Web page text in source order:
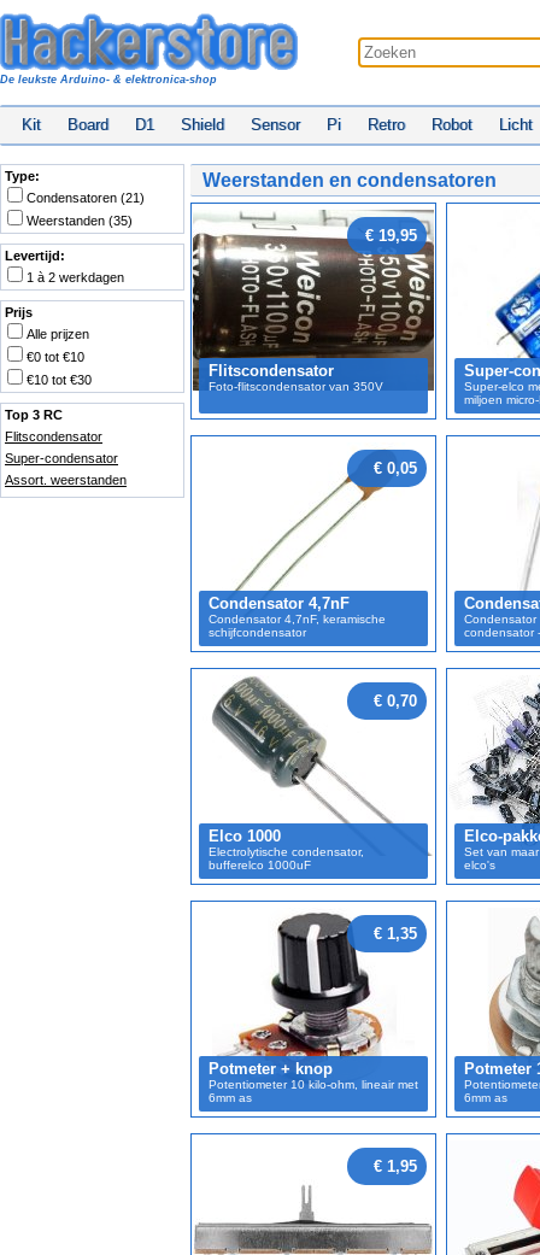
De leukste Arduino- & elektronica-shop
Kit Board D1 Shield Sensor Pi Retro Robot Licht
Type:
Condensatoren (21)
Weerstanden (35)
Levertijd:
1 à 2 werkdagen
Prijs
Alle prijzen
€0 tot €10
€10 tot €30
Top 3 RC
Flitscondensator
Super-condensator
Assort. weerstanden
Weerstanden en condensatoren
€ 19,95
Flitscondensator
Foto-flitscondensator van 350V
Super-
Super-elco
miljoen
€ 0,05
Condensator 4,7nF
Condensator 4,7nF, keramische
schijfcondensator
Condensator
condensator
€ 0,70
Elco 1000
Electrolytische condensator,
bufferelco 1000uF
Elco-
Set van
elco's
€ 1,35
Potmeter + knop
Potentiometer 10 kilo-ohm, lineair met
6mm as
Potmeter
6mm as
€ 1,95